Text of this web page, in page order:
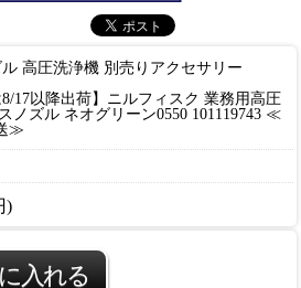
高圧洗浄機 別売りアクセサリー
8/17以降出荷】ニルフィスク 業務用高圧
ノズル ネオグリーン0550 101119743 ≪
≫
)